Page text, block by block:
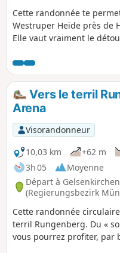
Cette randonnée te
Westruper Heide près de
Elle vaut vraiment le
autre période de l'année.
Vers le terril
Arena
Visorandonneur
10,03 km
+62 m
3h 05
Moyenne
Départ à Gelsenkirchen
(Regierungsbezirk
Cette randonnée
terril Rungenberg. Du «
vous pourrez profiter, par